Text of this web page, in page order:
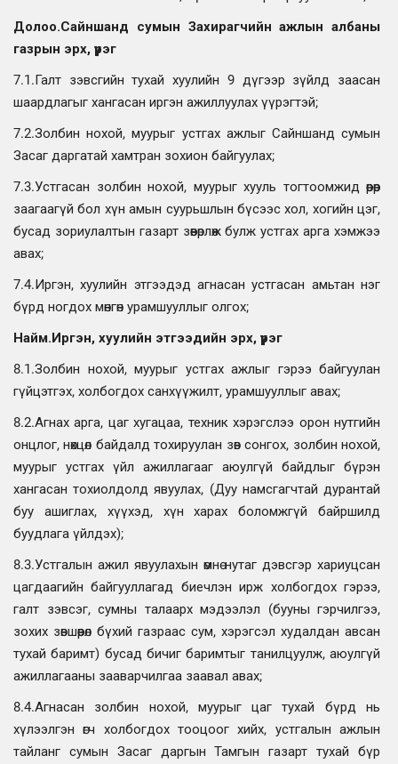
Долоо.Сайншанд сумын Захирагчийн ажлын албаны
газрын эрх, үүрэг
7.1.Галт зэвсгийн тухай хуулийн 9 дүгээр зүйлд заасан
шаардлагыг хангасан иргэн ажиллуулах үүрэгтэй;
7.2.Золбин нохой, муурыг устгах ажлыг Сайншанд сумын
Засаг даргатай хамтран зохион байгуулах;
7.3.Устгасан золбин нохой, муурыг хууль тогтоомжид өөрөөр
заагаагүй бол хүн амын суурьшлын бүсээс хол, хогийн цэг,
бусад зориулалтын газарт зөөвөрлөж булж устгах арга хэмжээ
авах;
7.4.Иргэн, хуулийн этгээдэд агнасан устгасан амьтан нэг
бүрд ногдох мөнгөн урамшууллыг олгох;
Найм.Иргэн, хуулийн этгээдийн эрх, үүрэг
8.1.Золбин нохой, муурыг устгах ажлыг гэрээ байгуулан
гүйцэтгэх, холбогдох санхүүжилт, урамшууллыг авах;
8.2.Агнах арга, цаг хугацаа, техник хэрэгслээ орон нутгийн
онцлог, нөхцөл байдалд тохируулан зөв сонгох, золбин нохой,
муурыг устгах үйл ажиллагааг аюулгүй байдлыг бүрэн
хангасан тохиолдолд явуулах, (Дуу намсгагчтай дурантай
буу ашиглах, хүүхэд, хүн харах боломжгүй байршилд
буудлага үйлдэх);
8.3.Устгалын ажил явуулахын өмнө нутаг дэвсгэр хариуцсан
цагдаагийн байгууллагад биечлэн ирж холбогдох гэрээ,
галт зэвсэг, сумны талаарх мэдээлэл (бууны гэрчилгээ,
зохих зөвшөөрөл бүхий газраас сум, хэрэгсэл худалдан авсан
тухай баримт) бусад бичиг баримтыг танилцуулж, аюулгүй
ажиллагааны зааварчилгаа заавал авах;
8.4.Агнасан золбин нохой, муурыг цаг тухай бүрд нь
хүлээлгэн өгч холбогдох тооцоог хийх, устгалын ажлын
тайланг сумын Засаг даргын Тамгын газарт тухай бүр